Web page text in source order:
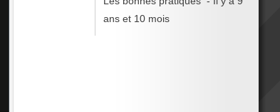
ans et 10 mois